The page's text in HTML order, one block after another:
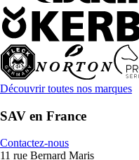
Découvrir toutes nos marques
SAV en France
Contactez-nous
11 rue Bernard Maris